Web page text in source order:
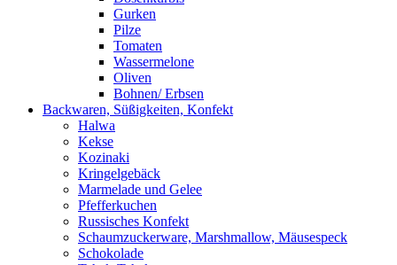
Gurken
Pilze
Tomaten
Wassermelone
Oliven
Bohnen/ Erbsen
Backwaren, Süßigkeiten, Konfekt
Halwa
Kekse
Kozinaki
Kringelgebäck
Marmelade und Gelee
Pfefferkuchen
Russisches Konfekt
Schaumzuckerware, Marshmallow, Mäusespeck
Schokolade